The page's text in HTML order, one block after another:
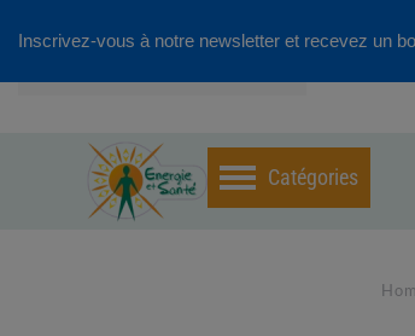
Inscrivez-vous à notre newsletter et recevez un